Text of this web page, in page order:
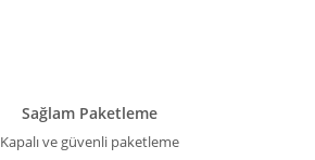
Sağlam Paketleme
Kapalı ve güvenli paketleme